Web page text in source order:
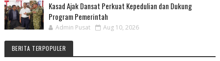
Kasad Ajak Dansat Perkuat Kepedulian dan Dukung
Program Pemerintah
Admin Pusat Aug 10, 2026
BERITA TERPOPULER